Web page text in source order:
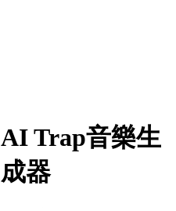
AI Trap音樂生
成器